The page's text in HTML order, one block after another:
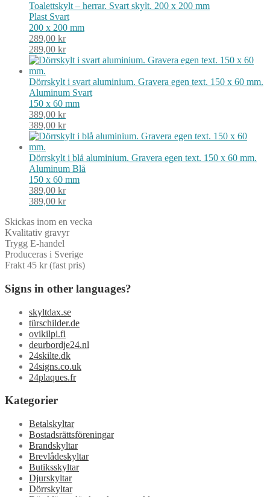
Toalettskylt – herrar. Svart skylt. 200 x 200 mm
Plast Svart
200 x 200 mm
289,00 kr
289,00 kr
Dörrskylt i svart aluminium. Gravera egen text. 150 x 60 mm.
Aluminum Svart
150 x 60 mm
389,00 kr
389,00 kr
Dörrskylt i blå aluminium. Gravera egen text. 150 x 60 mm.
Aluminum Blå
150 x 60 mm
389,00 kr
389,00 kr
Skickas inom en vecka
Kvalitativ gravyr
Trygg E-handel
Produceras i Sverige
Frakt 45 kr (fast pris)
Signs in other languages?
skyltdax.se
türschilder.de
ovikilpi.fi
deurbordje24.nl
24skilte.dk
24signs.co.uk
24plaques.fr
Kategorier
Betalskyltar
Bostadsrättsföreningar
Brandskyltar
Brevlådeskyltar
Butiksskyltar
Djurskyltar
Dörrskyltar